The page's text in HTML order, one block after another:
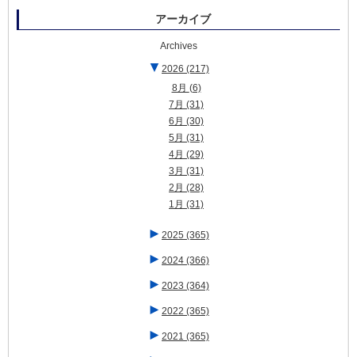
アーカイブ
Archives
▼ 2026 (217)
8月 (6)
7月 (31)
6月 (30)
5月 (31)
4月 (29)
3月 (31)
2月 (28)
1月 (31)
► 2025 (365)
► 2024 (366)
► 2023 (364)
► 2022 (365)
► 2021 (365)